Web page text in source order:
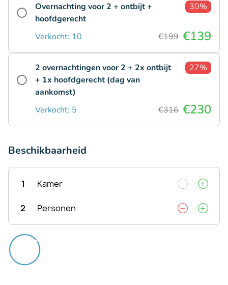
Overnachting voor 2 + ontbijt +
hoofdgerecht
30%
Verkocht: 10 €199 €139
2 overnachtingen voor 2 + 2x ontbijt
+ 1x hoofdgerecht (dag van
aankomst)
27%
Verkocht: 5 €316 €230
Beschikbaarheid
1 Kamer
2 Personen